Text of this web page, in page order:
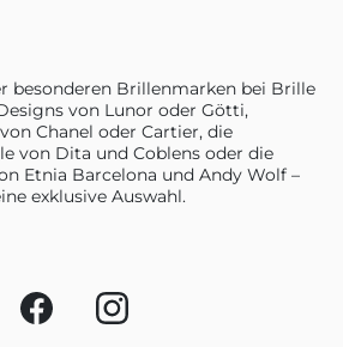
besonderen Brillenmarken bei Brille
von Lunor oder Götti,
Chanel oder Cartier, die
von Dita und Coblens oder die
Etnia Barcelona und Andy Wolf –
exklusive Auswahl.